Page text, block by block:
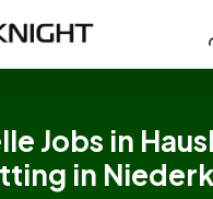
Jobs in
in